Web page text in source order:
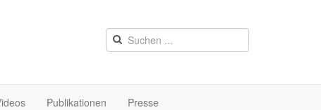
Publikationen Presse